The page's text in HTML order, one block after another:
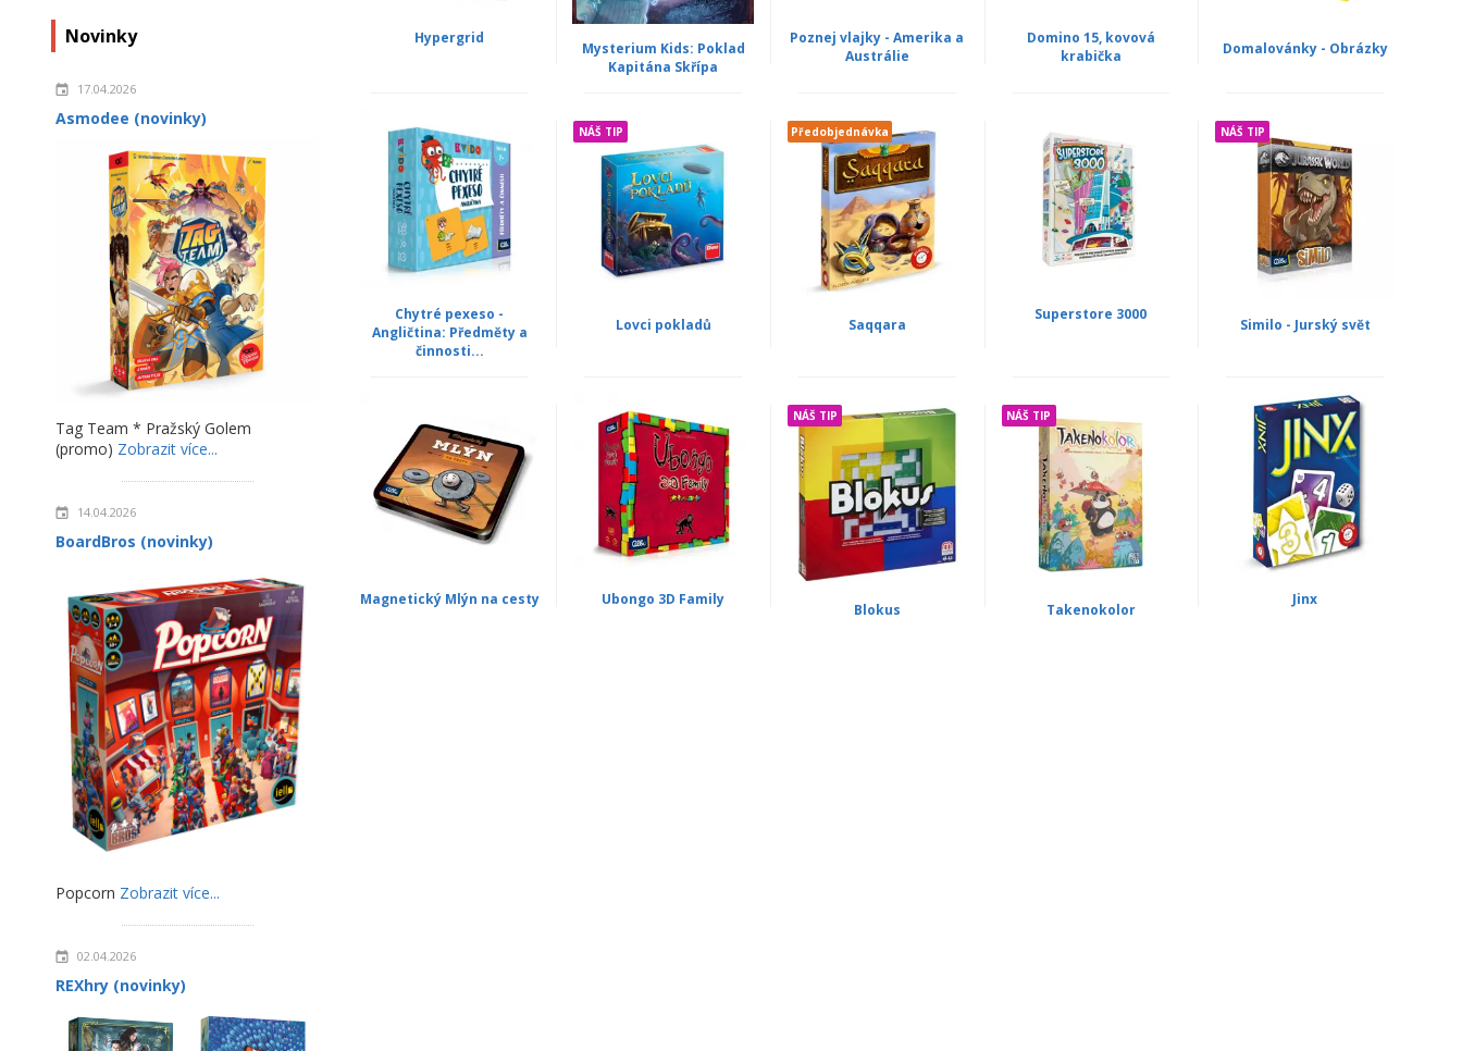
Novinky
17.04.2026
Asmodee (novinky)
Tag Team * Pražský Golem
(promo) Zobrazit více...
14.04.2026
BoardBros (novinky)
Popcorn Zobrazit více...
02.04.2026
REXhry (novinky)
Hypergrid
Mysterium Kids: Poklad
Kapitána Skřípa
Poznej vlajky - Amerika a
Austrálie
Domino 15, kovová
krabička
Domalovánky - Obrázky
Chytré pexeso -
Angličtina: Předměty a
činnosti...
NÁŠ TIP
Lovci pokladů
Předobjednávka
Saqqara
Superstore 3000
NÁŠ TIP
Similo - Jurský svět
Magnetický Mlýn na cesty Ubongo 3D Family
NÁŠ TIP
Blokus
NÁŠ TIP
Takenokolor
Jinx